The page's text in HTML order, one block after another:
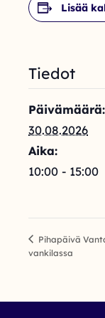
Lisää
Tiedot
Päivämäärä:
30.08.2026
Aika:
10:00 - 15:00
Pihapäivä
vankilassa